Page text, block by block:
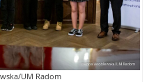
UM Radom